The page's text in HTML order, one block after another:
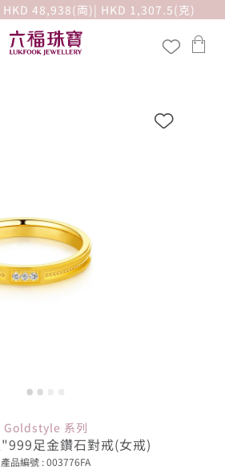
48,938(両)| HKD 1,307.5(克)
Goldstyle 系列
足金鑽石對戒(女戒)
產品編號 : 003776FA